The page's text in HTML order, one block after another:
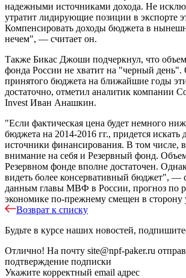
надежными источниками дохода. Не
утратит лидирующие позиции в экспорте
Компенсировать доходы бюджета в
нечем", — считает он.
Также Бикас Джоши подчеркнул, что
фонда России не хватит на "черный день".
принятого бюджета на ближайшие годы
достаточно, отметил аналитик компании
Invest Иван Анашкин.
"Если фактическая цена будет немного
бюджета на 2014-2016 гг., придется искать
источники финансирования. В том числе,
внимание на себя и Резервный фонд.
Резервном фонде вполне достаточен.
видеть более консервативный бюджет", —
данным главы МВФ в России, прогноз по
экономике по-прежнему смещен в сторону
Возврат к списку
Будьте в курсе наших новостей,
Отлично! На почту site@npf-paker.ru
подтверждение подписки
Укажите корректный email адрес